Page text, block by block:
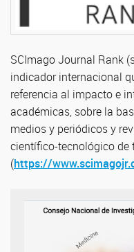
SCImago Journal Rank
indicador internacional
referencia al impacto e
académicas, sobre la
medios y periódicos y
científico-tecnológico de
(https://